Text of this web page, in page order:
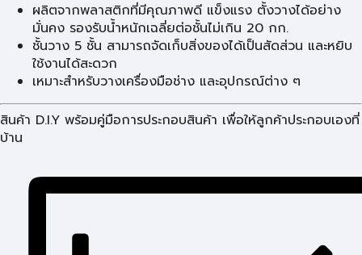
ผลิตจากพลาสติกที่มีคุณภาพดี แข็งแรง ตั้งวางได้อย่าง
มั่นคง รองรับน้ำหนักเฉลี่ยต่อชั้นไม่เกิน 20 กก.
ชั้นวาง 5 ชั้น สามารถจัดเก็บสิ่งของได้เป็นสัดส่วน และหยิบ
ใช้งานได้สะดวก
เหมาะสำหรับวางเครื่องมือช่าง และอุปกรณ์ต่าง ๆ
สินค้า D.I.Y พร้อมคู่มือการประกอบสินค้า เพื่อให้ลูกค้าประกอบเองที่
บ้าน